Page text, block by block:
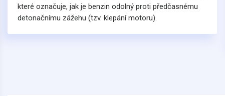
které označuje, jak je benzin odolný proti předčasnému
detonačnímu zážehu (tzv. klepání motoru).